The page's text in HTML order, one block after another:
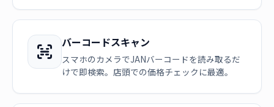
バーコードスキャン
スマホのカメラでJANバーコードを読み取るだ
けで即検索。店頭での価格チェックに最適。